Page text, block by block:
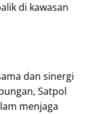
di kawasan
dan sinergi
Satpol
menjaga